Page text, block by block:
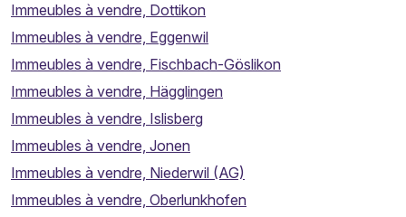
Immeubles à vendre, Dottikon
Immeubles à vendre, Eggenwil
Immeubles à vendre, Fischbach-Göslikon
Immeubles à vendre, Hägglingen
Immeubles à vendre, Islisberg
Immeubles à vendre, Jonen
Immeubles à vendre, Niederwil (AG)
Immeubles à vendre, Oberlunkhofen